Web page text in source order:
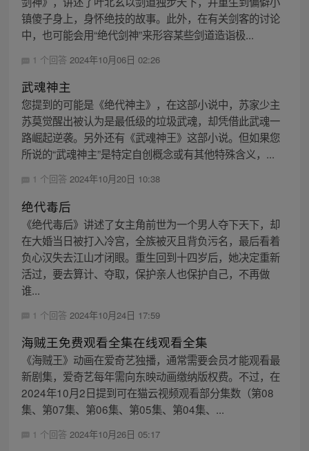
镇傻子身上，身怀绝技的故事。此外，在有关剑客的讨论
中，也可能会用“绝代剑神”来形容某些剑道造诣极...
1 个回答 2024年10月06日 02:26
武魂神主
您提到的可能是《绝代神主》，在这部小说中，苏家少主
苏莫觉醒出被认为是最低级的垃圾武魂，却凭借此武魂一
路崛起逆袭。另外还有《武魂神王》这部小说。但如果您
所说的“武魂神主”是特定自创概念或有其他特殊含义，...
1 个回答 2024年10月20日 10:38
绝代毒后
《绝代毒后》讲述了女主角前世为一个男人夺下天下，却
在大婚当日被打入冷宫，全族被灭且背负污名，最后看着
负心汉失去江山才闭眼。重生回到十四岁后，她决定重新
活过，要去算计、夺取，保护亲人也保护自己，不再做
谁...
1 个回答 2024年10月24日 17:59
海贼王免费观看全集在线观看全集
《海贼王》动画在爱奇艺独播，通常需要会员才能观看最
新剧集，爱奇艺每年需向东映动画缴纳版权费。不过，在
2024年10月2日提到可在猫云视频观看部分集数（第08
集、第07集、第06集、第05集、第04集、...
1 个回答 2024年10月26日 05:17